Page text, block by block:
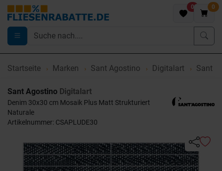
0 0
Startseite Marken Sant Agostino Digitalart Sant
Sant Agostino Digitalart
Denim 30x30 cm Mosaik Plus Matt Strukturiert
Naturale
Artikelnummer: CSAPLUDE30